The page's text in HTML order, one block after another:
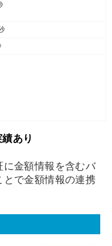
績あり
に金額情報を含むバ
で金額情報の連携